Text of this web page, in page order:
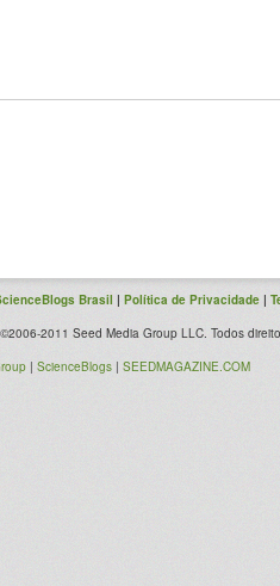
Brasil | Política de Privacidade |
2011 Seed Media Group LLC. Todos
| ScienceBlogs | SEEDMAGAZINE.COM